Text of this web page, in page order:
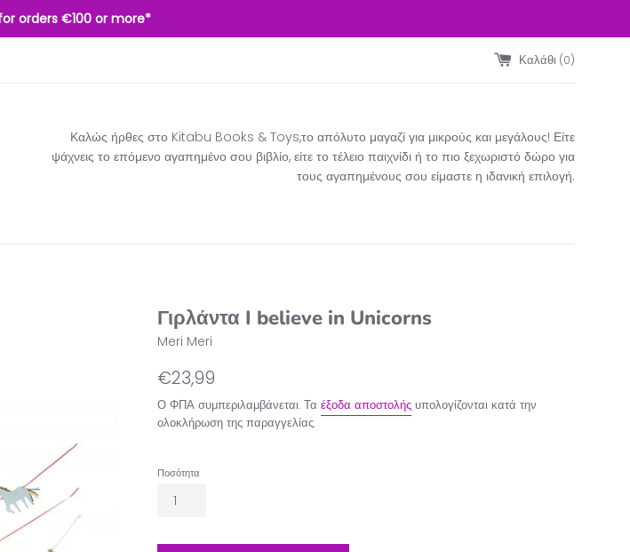
orders €100 or more*
Καλάθι (0)
Καλώς ήρθες στο Kitabu Books & Toys,το απόλυτο μαγαζί για μικρούς και μεγάλους! Είτε
ψάχνεις το επόμενο αγαπημένο σου βιβλίο, είτε το τέλειο παιχνίδι ή το πιο ξεχωριστό δώρο για
τους αγαπημένους σου είμαστε η ιδανική επιλογή.​
Γιρλάντα I believe in Unicorns
Meri Meri
Κανονική
€23,99
Ο ΦΠΑ συμπεριλαμβάνεται. Τα έξοδα αποστολής υπολογίζονται κατά την
ολοκλήρωση της παραγγελίας.
Ποσότητα